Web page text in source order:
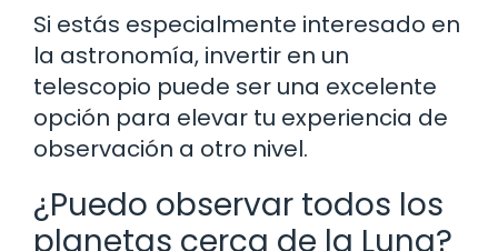
Si estás especialmente interesado en
la astronomía, invertir en un
telescopio puede ser una excelente
opción para elevar tu experiencia de
observación a otro nivel.
¿Puedo observar todos los
planetas cerca de la Luna?